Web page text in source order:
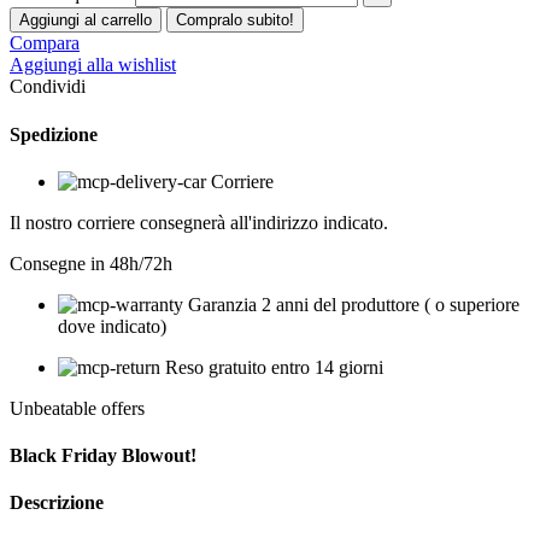
Aggiungi al carrello Compralo subito!
Compara
Aggiungi alla wishlist
Condividi
Spedizione
Corriere
Il nostro corriere consegnerà all'indirizzo indicato.
Consegne in 48h/72h
Garanzia 2 anni del produttore ( o superiore
dove indicato)
Reso gratuito entro 14 giorni
Unbeatable offers
Black Friday Blowout!
Descrizione